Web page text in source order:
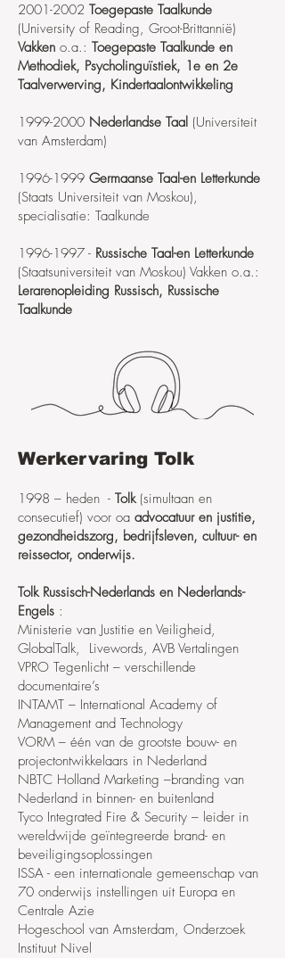
2001-2002 Toegepaste Taalkunde
(University of Reading, Groot-Brittannië)
Vakken o.a.: Toegepaste Taalkunde en
Methodiek, Psycholinguïstiek, 1e en 2e
Taalverwerving, Kindertaalontwikkeling
1999-2000 Nederlandse Taal (Universiteit
van Amsterdam)
1996-1999 Germaanse Taal-en Letterkunde
(Staats Universiteit van Moskou),
specialisatie: Taalkunde
1996-1997 - Russische Taal-en Letterkunde
(Staatsuniversiteit van Moskou) Vakken o.a.:
Lerarenopleiding Russisch, Russische
Taalkunde
Werkervaring Tolk
1998 – heden - Tolk (simultaan en
consecutief) voor oa advocatuur en justitie,
gezondheidszorg, bedrijfsleven, cultuur- en
reissector, onderwijs.
Tolk Russisch-Nederlands en Nederlands-
Engels :
Ministerie van Justitie en Veiligheid,
GlobalTalk, Livewords, AVB Vertalingen
VPRO Tegenlicht – verschillende
documentaire’s
INTAMT – International Academy of
Management and Technology
VORM – één van de grootste bouw- en
projectontwikkelaars in Nederland
NBTC Holland Marketing –branding van
Nederland in binnen- en buitenland
Tyco Integrated Fire & Security – leider in
wereldwijde geïntegreerde brand- en
beveiligingsoplossingen
ISSA - een internationale gemeenschap van
70 onderwijs instellingen uit Europa en
Centrale Azie
Hogeschool van Amsterdam, Onderzoek
Instituut Nivel